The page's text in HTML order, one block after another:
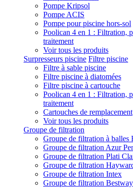
Pompe Kripsol
Pompe ACIS
Pompe pour piscine hors-sol
Poolican 4 en 1 : Filtration,
traitement
Voir tous les produits
Surpresseurs piscine Filtre piscine
Filtre à sable piscine
Filtre piscine à diatomées
Filtre piscine à cartouche
Poolican 4 en 1 : Filtration,
traitement
Cartouches de remplacement
Voir tous les produits
Groupe de filtration
Groupe de filtration à balles
Groupe de filtration Azur
Groupe de filtration Plati
Groupe de filtration
Groupe de filtration Intex
Groupe de filtration Bestway